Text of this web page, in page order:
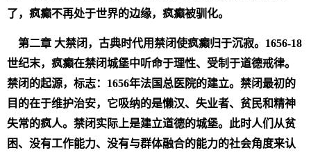
了，疯癫不再处于世界的边缘，疯癫被驯化。
第二章 大禁闭，古典时代用禁闭使疯癫归于沉寂。1656-18
世纪末，疯癫在禁闭城堡中听命于理性、受制于道德戒律。
禁闭的起源，标志：1656年法国总医院的建立。禁闭最初的
目的在于维护治安，它吸纳的是懒汉、失业者、贫民和精神
失常的疯人。禁闭实际上是建立道德的城堡。此时人们从贫
困、没有工作能力、没有与群体融合的能力的社会角度来认